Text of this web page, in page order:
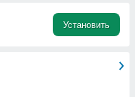
Установить